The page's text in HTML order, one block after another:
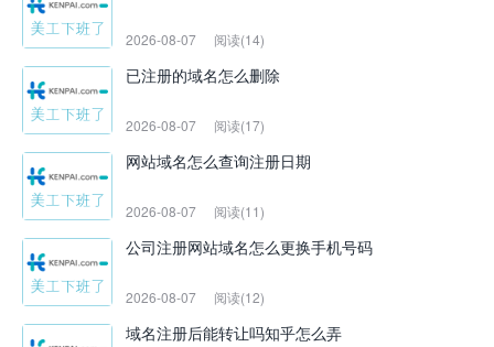
2026-08-07 阅读(14)
已注册的域名怎么删除
2026-08-07 阅读(17)
网站域名怎么查询注册日期
2026-08-07 阅读(11)
公司注册网站域名怎么更换手机号码
2026-08-07 阅读(12)
域名注册后能转让吗知乎怎么弄